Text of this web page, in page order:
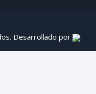
Desarrollado por